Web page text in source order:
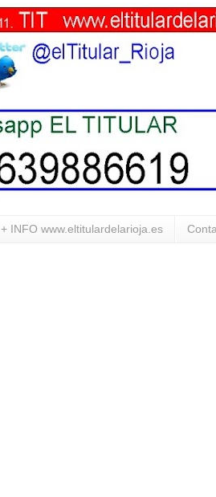
+ INFO www.eltitulardelarioja.es